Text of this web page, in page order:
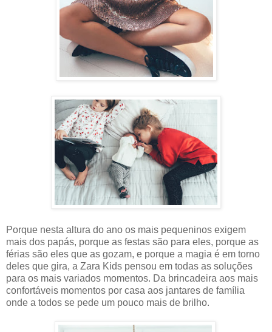
Porque nesta altura do ano os mais pequeninos exigem
mais dos papás, porque as festas são para eles, porque as
férias são eles que as gozam, e porque a magia é em torno
deles que gira, a Zara Kids pensou em todas as soluções
para os mais variados momentos. Da brincadeira aos mais
confortáveis momentos por casa aos jantares de família
onde a todos se pede um pouco mais de brilho.